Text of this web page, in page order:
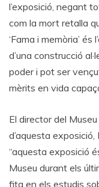
l’exposició, negant
com la mort retalla
‘Fama i memòria’
d’una construcció
poder i pot ser
mèrits en vida
El director del
d’aquesta
“aquesta exposició
Museu durant els
fita en els estudis